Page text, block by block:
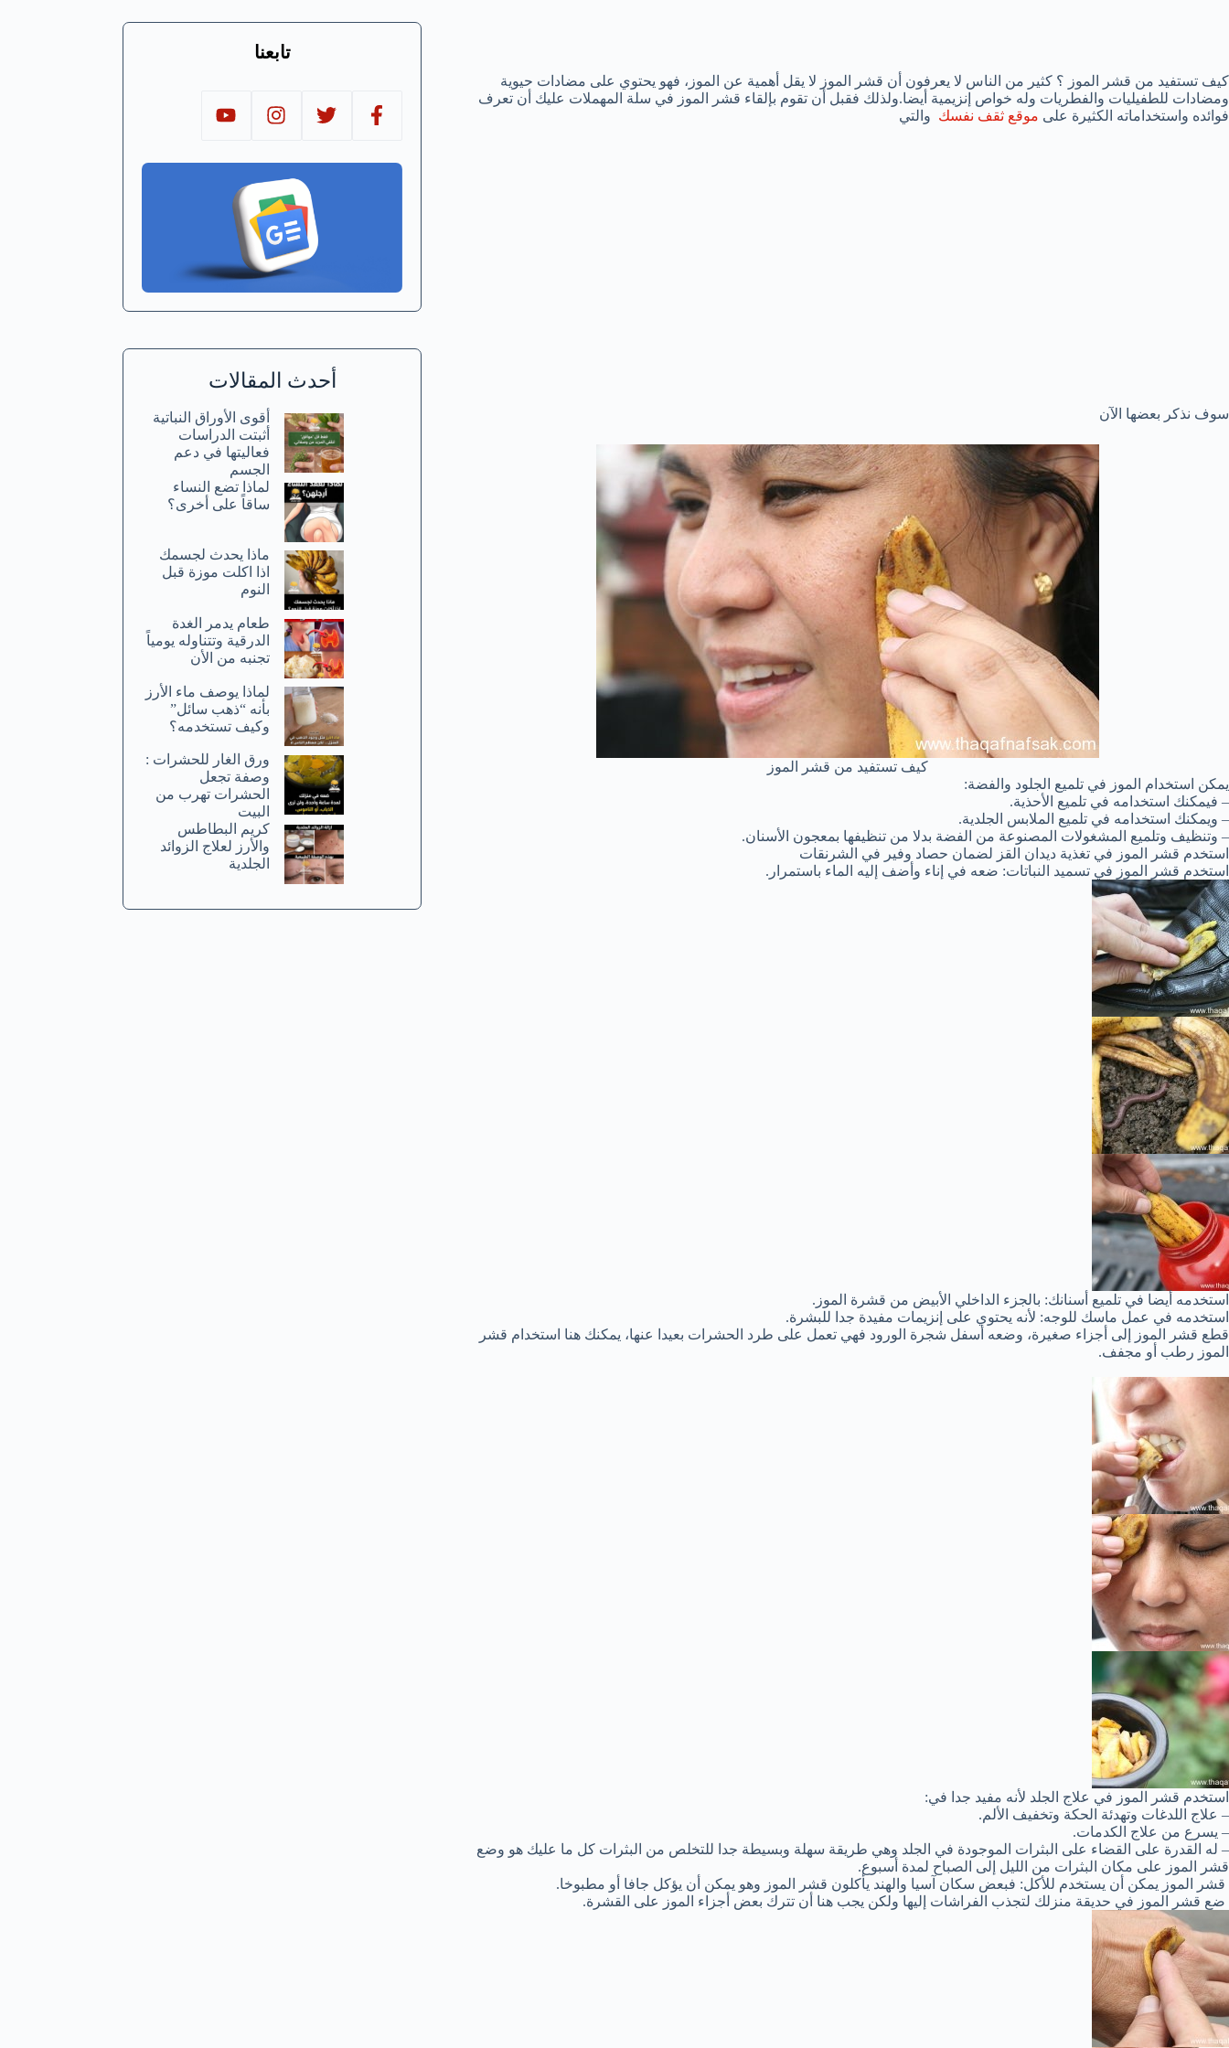
كيف تستفيد من قشر الموز ؟ كثير من الناس لا يعرفون أن قشر الموز لا يقل أهمية عن الموز، فهو يحتوي على مضادات حيوية
ومضادات للطفيليات والفطريات وله خواص إنزيمية أيضا.ولذلك فقبل أن تقوم بإلقاء قشر الموز في سلة المهملات عليك أن تعرف
فوائده واستخداماته الكثيرة على موقع ثقف نفسك والتي
سوف نذكر بعضها الآن
كيف تستفيد من قشر الموز
يمكن استخدام الموز في تلميع الجلود والفضة:
– فيمكنك استخدامه في تلميع الأحذية.
– ويمكنك استخدامه في تلميع الملابس الجلدية.
– وتنظيف وتلميع المشغولات المصنوعة من الفضة بدلا من تنظيفها بمعجون الأسنان.
استخدم قشر الموز في تغذية ديدان القز لضمان حصاد وفير في الشرنقات
استخدم قشر الموز في تسميد النباتات: ضعه في إناء وأضف إليه الماء باستمرار.
استخدمه أيضا في تلميع أسنانك: بالجزء الداخلي الأبيض من قشرة الموز.
استخدمه في عمل ماسك للوجه: لأنه يحتوي على إنزيمات مفيدة جدا للبشرة.
قطع قشر الموز إلى أجزاء صغيرة، وضعه أسفل شجرة الورود فهي تعمل على طرد الحشرات بعيدا عنها، يمكنك هنا استخدام قشر
الموز رطب أو مجفف.
استخدم قشر الموز في علاج الجلد لأنه مفيد جدا في:
– علاج اللدغات وتهدئة الحكة وتخفيف الألم.
– يسرع من علاج الكدمات.
– له القدرة على القضاء على البثرات الموجودة في الجلد وهي طريقة سهلة وبسيطة جدا للتخلص من البثرات كل ما عليك هو وضع
قشر الموز على مكان البثرات من الليل إلى الصباح لمدة أسبوع.
قشر الموز يمكن أن يستخدم للأكل: فبعض سكان آسيا والهند يأكلون قشر الموز وهو يمكن أن يؤكل جافا أو مطبوخا.
ضع قشر الموز في حديقة منزلك لتجذب الفراشات إليها ولكن يجب هنا أن تترك بعض أجزاء الموز على القشرة.
تابعنا
أحدث المقالات
أقوى الأوراق النباتية
أثبتت الدراسات
فعاليتها في دعم
الجسم
لماذا تضع النساء
ساقاً على أخرى؟
ماذا يحدث لجسمك
اذا اكلت موزة قبل
النوم
طعام يدمر الغدة
الدرقية وتتناوله يومياً
تجنبه من الأن
لماذا يوصف ماء الأرز
بأنه “ذهب سائل”
وكيف تستخدمه؟
ورق الغار للحشرات :
وصفة تجعل
الحشرات تهرب من
البيت
كريم البطاطس
والأرز لعلاج الزوائد
الجلدية